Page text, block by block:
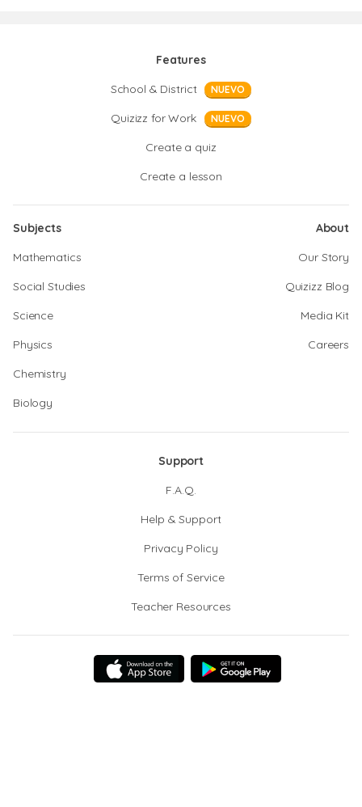
Features
School & District
NUEVO
Quizizz for Work NUEVO
Create a quiz
Create a lesson
Subjects
Mathematics
Social Studies
Science
Physics
Chemistry
Biology
About
Our Story
Quizizz Blog
Media Kit
Careers
Support
F.A.Q.
Help & Support
Privacy Policy
Terms of Service
Teacher Resources